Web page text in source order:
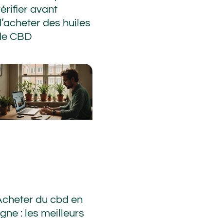
avant
des huiles
CBD
du cbd en
: les meilleurs